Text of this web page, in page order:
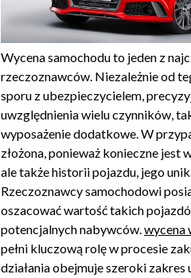
Wycena samochodu to jeden z
rzeczoznawców. Niezależnie od
sporu z ubezpieczycielem,
uwzględnienia wielu czynników,
wyposażenie dodatkowe. W
złożona, ponieważ konieczne
ale także historii pojazdu, jego
Rzeczoznawcy samochodowi
oszacować wartość takich
potencjalnych nabywców.wycena
pełni kluczową rolę w procesie
działania obejmuje szeroki zakres